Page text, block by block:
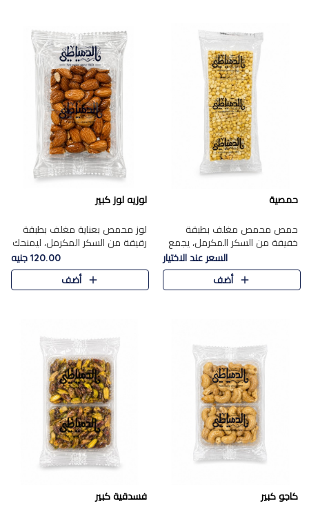
حمصية
حمص محمص مغلف بطبقة
خفيفة من السكر المكرمل، يجمع
بين القرمشة المميزة والطعم
الشرقي الأصيل في واحدة من أشهر
حلويات الموسم.
السعر عند الاختيار
أضف
لوزيه لوز كبير
لوز محمص بعناية مغلف بطبقة
رقيقة من السكر المكرمل، ليمنحك
قرمشة راقية ونكهة غنية تبرز
فخامة اللوز في كل قطعة.
120.00 جنيه
أضف
كاجو كبير فسدقية كبير